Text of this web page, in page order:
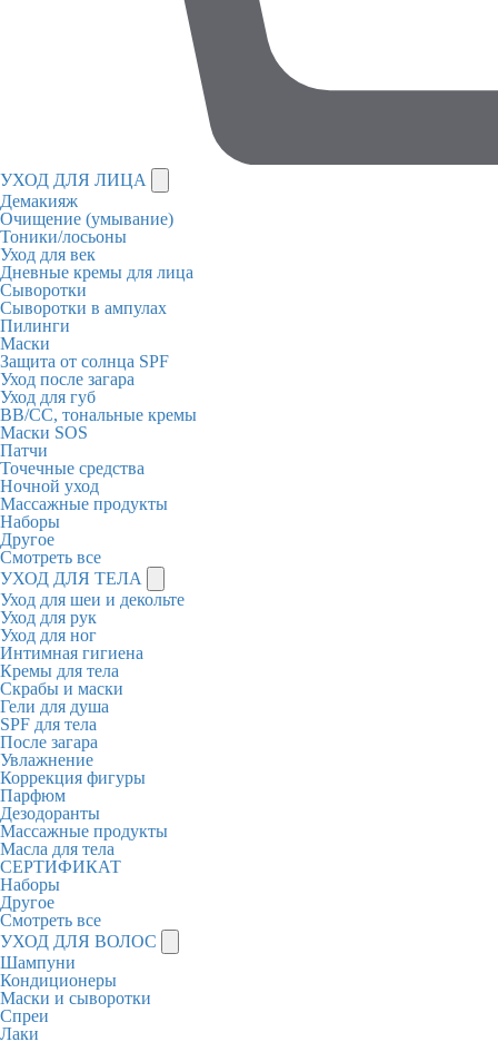
УХОД ДЛЯ ЛИЦА
Демакияж
Очищение (умывание)
Тоники/лосьоны
Уход для век
Дневные кремы для лица
Сыворотки
Сыворотки в ампулах
Пилинги
Маски
Защита от солнца SPF
Уход после загара
Уход для губ
BB/CC, тональные кремы
Маски SOS
Патчи
Точечные средства
Ночной уход
Массажные продукты
Наборы
Другое
Смотреть все
УХОД ДЛЯ ТЕЛА
Уход для шеи и декольте
Уход для рук
Уход для ног
Интимная гигиена
Кремы для тела
Скрабы и маски
Гели для душа
SPF для тела
После загара
Увлажнение
Коррекция фигуры
Парфюм
Дезодоранты
Массажные продукты
Масла для тела
СЕРТИФИКАТ
Наборы
Другое
Смотреть все
УХОД ДЛЯ ВОЛОС
Шампуни
Кондиционеры
Маски и сыворотки
Спреи
Лаки